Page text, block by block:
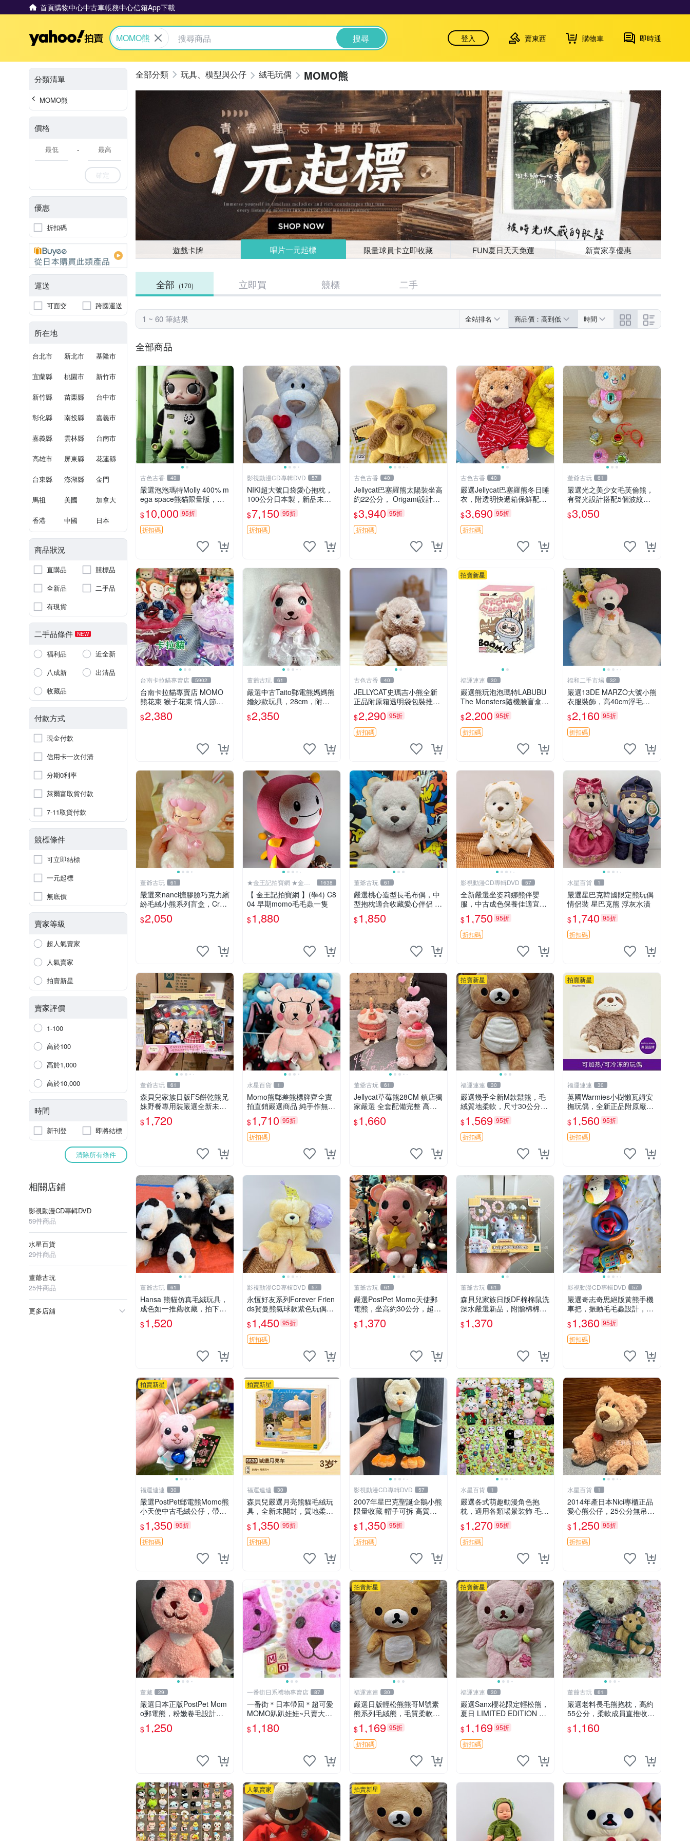
首頁購物中心中古車帳務中心信箱App下載
Yahoo拍賣
MOMO熊 搜尋 登入 賣東西 購物車 即時通
分類清單
MOMO熊
價格
-
確定
優惠
折扣碼
運送
可面交 跨國運送
所在地
台北市 新北市 基隆市
宜蘭縣 桃園市 新竹市
新竹縣 苗栗縣 台中市
彰化縣 南投縣 嘉義市
嘉義縣 雲林縣 台南市
高雄市 屏東縣 花蓮縣
台東縣 澎湖縣 金門
馬祖 美國 加拿大
香港 中國 日本
商品狀況
直購品
競標品
全新品
二手品
有現貨
二手品條件 NEW
福利品
近全新
八成新
出清品
收藏品
付款方式
現金付款
信用卡一次付清
分期0利率
萊爾富取貨付款
7-11取貨付款
競標條件
可立即結標
一元起標
無底價
賣家等級
超人氣賣家
人氣賣家
拍賣新星
賣家評價
1-100
高於100
高於1,000
高於10,000
時間
新刊登 即將結標
清除所有條件
相關店鋪
影視動漫CD專輯DVD
59件商品
水星百貨
29件商品
董爺古玩
25件商品
更多店舖
玩具、模型與公仔 絨毛玩偶 MOMO熊
遊戲卡牌 唱片一元起標 限量球員卡立即收藏 FUN夏日天天免運 新賣家享優惠
全部 (170) 立即買 競標 二手
1 ~ 60 筆結果 全站排名 商品價：高到低 時間
全部商品
古色古香 40
嚴選泡泡瑪特Molly 400% m
ega space熊貓限量版，全
新附原Packaging。拍下即
視頻確認。 泡泡瑪特 Molly
400% 熊貓 新
$10,000 95折
折扣碼
影視動漫CD專輯DVD 57
NIKI超大號口袋愛心抱枕，
100公分日本製，新品未拆
封 胖嘟嘟收藏推薦 愛心抱
枕 日本 抱枕
$7,150 95折
折扣碼
古色古香 40
Jellycat巴塞羅熊太陽裝坐高
約22公分， Origami設計，
來自越南。嚴選 Recomme
ndation！巴塞羅、 Origami
熊、Jelly
$3,940 95折
折扣碼
古色古香 40
嚴選Jellycat巴塞羅熊冬日睡
衣，附透明快遞箱保鮮配
送，童趣可愛可收藏 巴塞羅
熊 睡衣 透明袋
$3,690 95折
折扣碼
董爺古玩 61
嚴選光之美少女毛芙倫熊，
有聲光設計搭配5個波紋
石，成色完美如圖。爽快附
電池，讓愛心不打折扣。 光
$3,050
台南卡拉貓專賣店 5902
台南卡拉貓專賣店 MOMO
熊花束 猴子花束 情人節禮
物 二選一 可繡字 可今天寄
明天到
$2,380
董爺古玩 61
嚴選中古Taito郵電熊媽媽熊
婚紗款玩具，28cm，附原
盒，保存極佳實拍，婚紗細
節清晰可見，偶像收藏推薦
$2,350
古色古香 40
JELLYCAT史瑪吉小熊全新
正品附原箱透明袋包裝推薦
透明袋 包裝盒 史瑪吉小熊
$2,290 95折
折扣碼
拍賣新星
福運連連 30
嚴選熊玩泡泡瑪特LABUBU
The Monsters隨機臉盲盒，
萌趣馬卡龍設計 芝麻豆豆 L
ABUBU LABUBU THE MO
NSTERS 橙色豆
$2,200 95折
折扣碼
福和二手市場 32
嚴選13DE MARZO大號小熊
衣服裝飾，高40cm浮毛浮
灰，詳觀後再拍。二手收藏
請珍惜。 13DE MARZO 二
手 小熊 衣服裝飾
$2,160 95折
折扣碼
董爺古玩 61
嚴選來nanci搪膠臉巧克力繽
紛毛絨小熊系列盲盒，Crea
my櫻花巧藝盲盒 隱藏款Cre
amy櫻花巧藝 嬰熊盲盒娃娃
$2,050
★金王記拍寶網 ★金王
記拍寶趣
1638
【 金王記拍寶網 】(學4) C8
04 早期momo毛毛蟲一隻
$1,880
董爺古玩 61
嚴選桃心造型長毛布偶，中
型抱枕適合收藏愛心伴侶 桃
心抱枕 布娃娃 猛咬布偶
$1,850
影視動漫CD專輯DVD 57
全新嚴選坐姿莉娜熊伴嬰
服，中古成色保養佳適宜收
藏。無盒子但品質完好，快
速出貨。建議入手！ 中古
玩偶 滬漫
$1,750 95折
折扣碼
水星百貨 1
嚴選星巴克韓國限定熊玩偶
情侶裝 星巴克熊 浮灰水漬
$1,740 95折
折扣碼
董爺古玩 61
森貝兒家族日版FS餅乾熊兄
妹野餐專用裝嚴選全新未開
封，包含兩組大童款紙盒
裝，適合收藏與分享。 餅乾
$1,720
水星百貨 1
Momo熊郵差熊標牌齊全實
拍直銷嚴選商品 純手作無修
圖可收藏 郵差熊 Momo熊
標牌 商品
$1,710 95折
折扣碼
董爺古玩 61
Jellycat草莓熊28CM 鎮店獨
家嚴選 全套配備完整 高品
質收藏好物 紋章 玩具熊 定
制熊
$1,660
拍賣新星
福運連連 30
嚴選幾乎全新M款鬆熊，毛
絨質地柔軟，尺寸30公分，
做工精緻可愛，適合收藏或
贈送親友。中古使用痕跡，
手感依然優良。 鬆熊 嬰熊
毛玩偶
$1,569 95折
折扣碼
拍賣新星
福運連連 30
英國Warmies小樹懶瓦姆安
撫玩偶，全新正品附原廠吊
牌與防塵袋，內藏薰衣草可
加熱，適合各個年齡層，冷
暖兩用享受抱抱樂趣，不容
錯過嚴選好物 溫暖 冷感
$1,560 95折
折扣碼
董爺古玩 61
Hansa 熊貓仿真毛絨玩具，
成色如一推薦收藏，拍下無
疑心 熊貓 毛絨玩具 收藏
$1,520
影視動漫CD專輯DVD 57
永恆好友系列Forever Frien
ds賀曼熊氣球款紫色玩偶
（鼻子稍有磨損） 中古玩具
氣球熊 玩偶
$1,450 95折
折扣碼
董爺古玩 61
嚴選PostPet Momo天使郵
電熊，坐高約30公分，超萌
可愛收藏首選 天使郵電熊 M
omo熊 玩具
$1,370
董爺古玩 61
森貝兒家族日版DF棉棉鼠洗
澡水嚴選新品，附贈棉棉鼠
媽媽與嬰兒及配件。-paper
盒裝，輕便設計方便攜帶。
$1,370
影視動漫CD專輯DVD 57
嚴選奇志奇思絕版黃熊手機
車把，振動毛毛蟲設計，直
SALE 售不退不換 毛毛蟲 手
機 車把
$1,360 95折
折扣碼
拍賣新星
福運連連 30
嚴選PostPet郵電熊Momo熊
小天使中古毛絨公仔，帶標
牌保存完好。絕版稀有少見
收藏品，微瑕可接受，狀態
如圖。所見即所得，毛絨精
品嚴選推薦。 中古收藏
$1,350 95折
折扣碼
拍賣新星
福運連連 30
森貝兒嚴選月亮熊貓毛絨玩
具，全新未開封，質地柔軟
適合收藏 月亮熊貓 毛絨玩
具 新款 儲倉直銷
$1,350 95折
折扣碼
影視動漫CD專輯DVD 57
2007年星巴克聖誕企鵝小熊
限量收藏 帽子可拆 高質手
感超愛 聖誕限定 星巴克企
鵝 小熊杯墊
$1,350 95折
折扣碼
水星百貨 1
嚴選各式萌趣動漫角色抱
枕，適用各類場景裝飾 毛絨
玩具、卡通抱枕、趣味玩偶
$1,270 95折
折扣碼
水星百貨 1
2014年產日本Nici專櫃正品
愛心熊公仔，25公分無吊牌
全新 愛心熊 公仔 熊抱玩偶
$1,250 95折
折扣碼
董藏 29
嚴選日本正版PostPet Mom
o郵電熊，粉嫩卷毛設計，
附原裝包裝與吊牌，超Reco
mmended收藏品 1095 玩偶
$1,250
一番街日系禮物專賣店 87
一番街＊日本帶回＊超可愛
MOMO趴趴娃娃~只賣大隻
的1號~單隻價～生日禮物
$1,180
拍賣新星
福運連連 30
嚴選日版輕松熊熊哥M號素
熊系列毛絨熊，毛質柔軟，
精緻可愛，尺寸35cm，保
存狀態優異。收藏或贈送皆
為佳選。 中古 毛絨熊 毛玩
偶
$1,169 95折
折扣碼
拍賣新星
福運連連 30
嚴選Sanx櫻花限定輕松熊，
夏日 LIMITED EDITION 粉
色毛絨熊，背有拉鏈設計，
肚內填充豆袋，精致工藝呈
現，狀態如新，適合收藏與
送人 櫻花、
$1,169 95折
折扣碼
董爺古玩 61
嚴選老料長毛熊抱枕，高約
55公分，柔軟成員直推收藏
長毛熊 柔軟熊抱枕 55公分
$1,160
人氣賣家 拍賣新星